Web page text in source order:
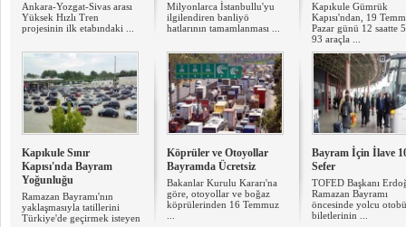
Ankara-Yozgat-Sivas arası
Yüksek Hızlı Tren
projesinin ilk etabındaki ...
Milyonlarca İstanbullu'yu
ilgilendiren banliyö
hatlarının tamamlanması ...
Kapıkule Gümrük
Kapısı'ndan, 19
Pazar günü 12 saatte
93 araçla ...
Kapıkule Sınır
Kapısı'nda Bayram
Yoğunluğu
Ramazan Bayramı'nın
yaklaşmasıyla tatillerini
Türkiye'de geçirmek isteyen
Köprüler ve Otoyollar
Bayramda Ücretsiz
Bakanlar Kurulu Kararı'na
göre, otoyollar ve boğaz
köprülerinden 16 Temmuz
Bayram İçin İlave
Sefer
TOFED Başkanı
Ramazan Bayramı
öncesinde yolcu
biletlerinin ...